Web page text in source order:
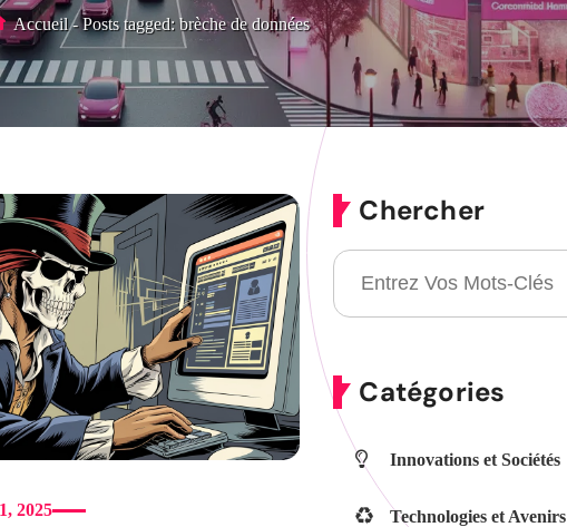
Accueil - Posts tagged: brèche de données
2025
Chercher
Catégories
Innovations et Sociétés
Technologies et Avenirs